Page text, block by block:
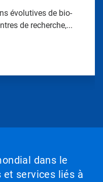
évolutives de bio-
de recherche,...
dans le
et services liés à